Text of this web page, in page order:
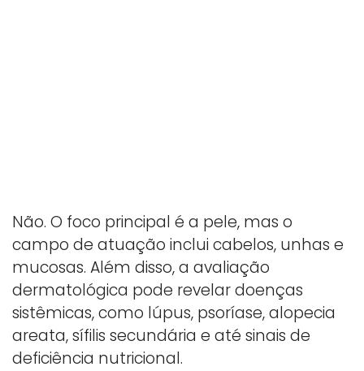
Não. O foco principal é a pele, mas o
campo de atuação inclui cabelos, unhas e
mucosas. Além disso, a avaliação
dermatológica pode revelar doenças
sistêmicas, como lúpus, psoríase, alopecia
areata, sífilis secundária e até sinais de
deficiência nutricional.